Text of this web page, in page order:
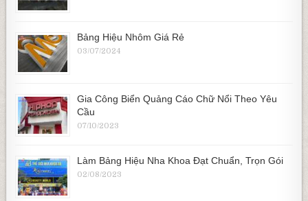
Bảng Hiệu Nhôm Giá Rẻ
03/07/2024
Gia Công Biển Quảng Cáo Chữ Nổi Theo Yêu
Cầu
07/10/2023
Làm Bảng Hiệu Nha Khoa Đạt Chuẩn, Trọn Gói
02/08/2023